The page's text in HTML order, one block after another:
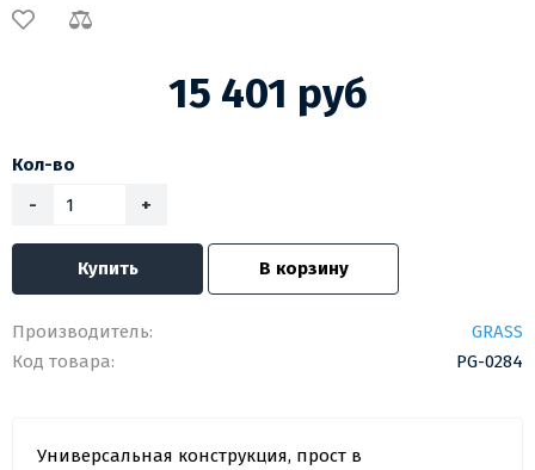
15 401 руб
Кол-во
-
+
Купить В корзину
Производитель:
GRASS
Код товара:
PG-0284
Универсальная конструкция, прост в